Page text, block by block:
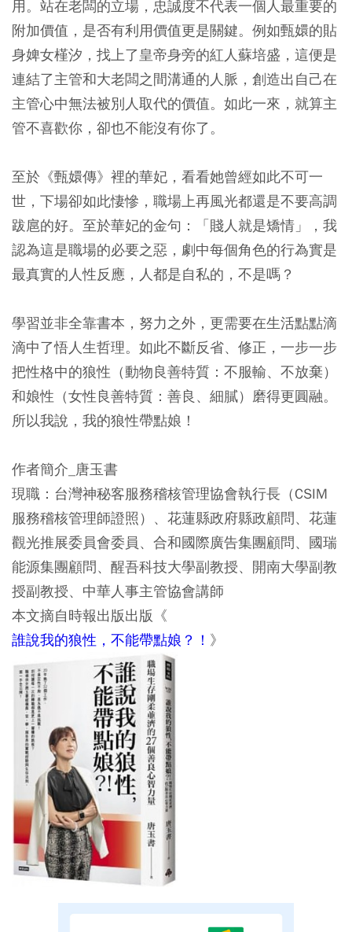
用。站在老闆的立場，忠誠度不代表一個人最重要的
附加價值，是否有利用價值更是關鍵。例如甄嬛的貼
身婢女槿汐，找上了皇帝身旁的紅人蘇培盛，這便是
連結了主管和大老闆之間溝通的人脈，創造出自己在
主管心中無法被別人取代的價值。如此一來，就算主
管不喜歡你，卻也不能沒有你了。
至於《甄嬛傳》裡的華妃，看看她曾經如此不可一
世，下場卻如此悽慘，職場上再風光都還是不要高調
跋扈的好。至於華妃的金句：「賤人就是矯情」，我
認為這是職場的必要之惡，劇中每個角色的行為實是
最真實的人性反應，人都是自私的，不是嗎？
學習並非全靠書本，努力之外，更需要在生活點點滴
滴中了悟人生哲理。如此不斷反省、修正，一步一步
把性格中的狼性（動物良善特質：不服輸、不放棄）
和娘性（女性良善特質：善良、細膩）磨得更圓融。
所以我說，我的狼性帶點娘！
作者簡介_唐玉書
現職：台灣神秘客服務稽核管理協會執行長（CSIM
服務稽核管理師證照）、花蓮縣政府縣政顧問、花蓮
觀光推展委員會委員、合和國際廣告集團顧問、國瑞
能源集團顧問、醒吾科技大學副教授、開南大學副教
授副教授、中華人事主管協會講師
本文摘自時報出版出版《
誰說我的狼性，不能帶點娘？！ 》